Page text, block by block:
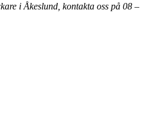
i Åkeslund, kontakta oss på 08